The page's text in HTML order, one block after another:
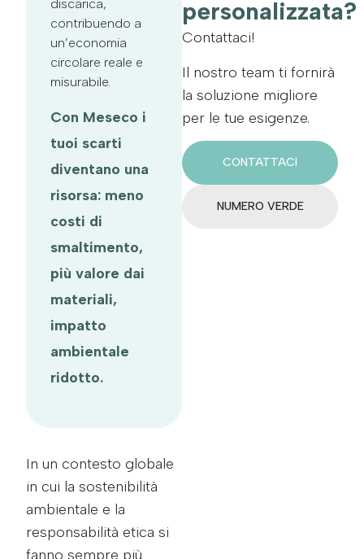
discarica,
contribuendo a
un’economia
circolare reale e
misurabile.
Con Meseco i
tuoi scarti
diventano una
risorsa: meno
costi di
smaltimento,
più valore dai
materiali,
impatto
ambientale
ridotto.
In un contesto globale
in cui la sostenibilità
ambientale e la
responsabilità etica si
fanno sempre più
personalizzata?
Contattaci!
Il nostro team ti fornirà
la soluzione migliore
per le tue esigenze.
CONTATTACI
NUMERO VERDE